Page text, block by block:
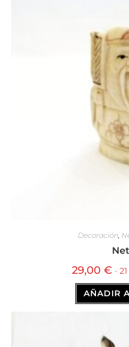
Decoración
29,00 € ·
AÑADIR